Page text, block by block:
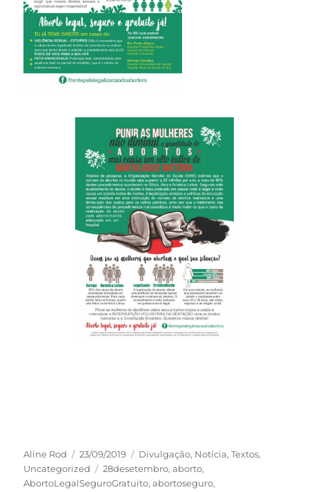
Autor
Aline Rod
Publicado
em
23/09/2019 Categorias
Divulgação, Notícia,Textos,
Uncategorized
Tags
28desetembro,aborto,
AbortoLegalSeguroGratuito,abortoseguro,